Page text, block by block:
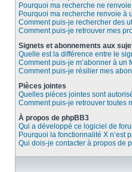
Pourquoi ma recherche ne
Pourquoi ma recherche renvoie à
Comment puis-je rechercher des
Comment puis-je retrouver mes
Signets et abonnements aux
Quelle est la différence entre le
Comment puis-je m’abonner à un
Comment puis-je résilier mes
Pièces jointes
Quelles pièces jointes sont
Comment puis-je retrouver toutes
À propos de phpBB3
Qui a développé ce logiciel de
Pourquoi la fonctionnalité X n’est
Qui dois-je contacter à propos de